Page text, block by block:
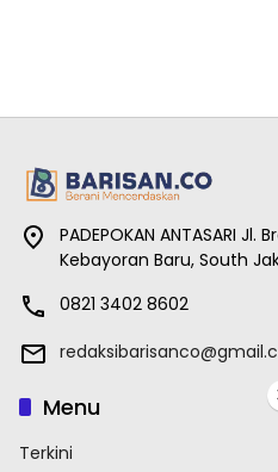
PADEPOKAN ANTASARI Jl.
Kebayoran Baru, South
0821 3402 8602
Menu
Terkini